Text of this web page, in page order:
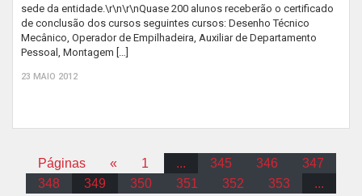
sede da entidade.\r\n\r\nQuase 200 alunos receberão o certificado
de conclusão dos cursos seguintes cursos: Desenho Técnico
Mecânico, Operador de Empilhadeira, Auxiliar de Departamento
Pessoal, Montagem […]
23 MAIO 2012
Páginas « 1 ... 345 346
347
348
349 350 351 352 353
...